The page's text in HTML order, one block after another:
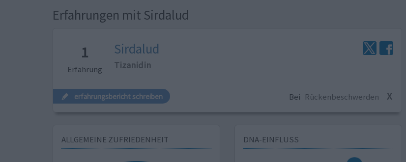
Erfahrungen mit Sirdalud
1
Erfahrung
Sirdalud
Tizanidin
erfahrungsbericht schreiben Bei Rückenbeschwerden X
ALLGEMEINE ZUFRIEDENHEIT DNA-EINFLUSS